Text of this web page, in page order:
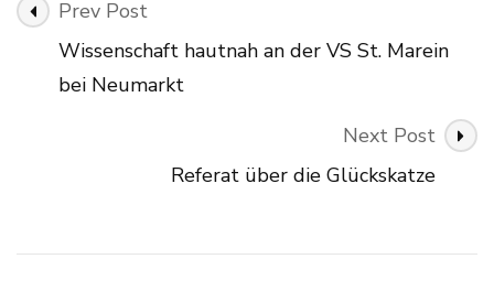
Post
Navigation
Prev Post
Wissenschaft hautnah an der VS St. Marein
bei Neumarkt
Next Post
Referat über die Glückskatze